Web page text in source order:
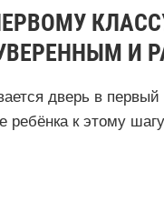
И
дверь в
ребёнка к этому